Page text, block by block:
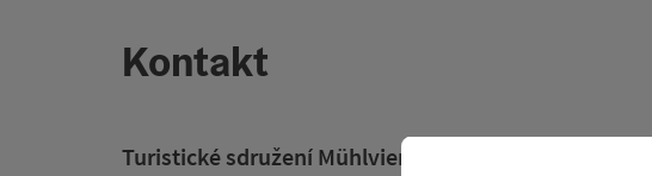
Kontakt
Turistické sdružení Mühlviertel